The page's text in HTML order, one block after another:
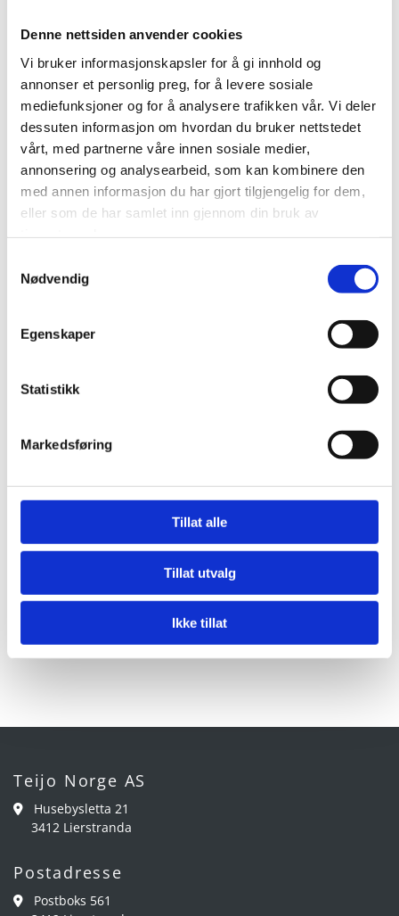
Denne nettsiden anvender cookies
Vi bruker informasjonskapsler for å gi innhold og
annonser et personlig preg, for å levere sosiale
mediefunksjoner og for å analysere trafikken vår. Vi deler
dessuten informasjon om hvordan du bruker nettstedet
vårt, med partnerne våre innen sosiale medier,
annonsering og analysearbeid, som kan kombinere den
med annen informasjon du har gjort tilgjengelig for dem,
eller som de har samlet inn gjennom din bruk av
Nødvendig
Egenskaper
Statistikk
Markedsføring
Tillat alle
Tillat utvalg
Ikke tillat
Benyttes for rengjøring med en polerende effekt, fungerer
bra på aluminium, rustfritt stål og stål.
BM3 Glasskuler med korning 0.2-0.3 mm
vedheft for etterbehandling, fungerer bra på rustfritt stål,
BM 1 Aluminiumsoxyd korning 0.5-1.0 mm
BM 4 Aluminiumsoxyd hvit korning 0.18 -0.25
Teijo Norge AS

Husebysletta 21
3412 Lierstranda
Postadresse

Postboks 561